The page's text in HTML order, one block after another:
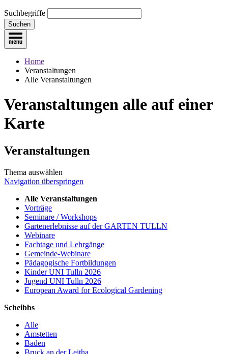
Suchbegriffe
Suchen
Home
Veranstaltungen
Alle Veranstaltungen
Veranstaltungen alle auf einer
Karte
Veranstaltungen
Thema auswählen
Navigation überspringen
Alle Veranstaltungen
Vorträge
Seminare / Workshops
Gartenerlebnisse auf der GARTEN TULLN
Webinare
Fachtage und Lehrgänge
Gemeinde-Webinare
Pädagogische Fortbildungen
Kinder UNI Tulln 2026
Jugend UNI Tulln 2026
European Award for Ecological Gardening
Scheibbs
Alle
Amstetten
Baden
Bruck an der Leitha